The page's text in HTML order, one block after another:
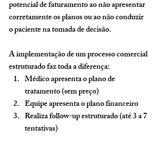
potencial de faturamento ao não apresentar
corretamente os planos ou ao não conduzir
o paciente na tomada de decisão.
A implementação de um processo comercial
estruturado faz toda a diferença:
Médico apresenta o plano de
tratamento (sem preço)
Equipe apresenta o plano financeiro
Realiza follow-up estruturado (até 3 a 7
tentativas)